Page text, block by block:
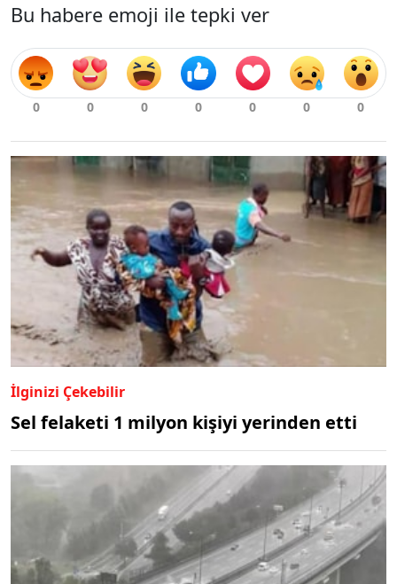
Bu habere emoji ile tepki ver
İlginizi Çekebilir
Sel felaketi 1 milyon kişiyi yerinden etti